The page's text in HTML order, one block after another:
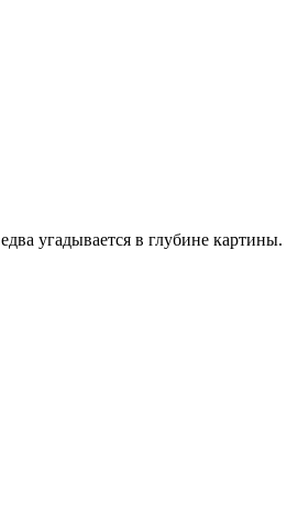
угадывается в глубине картины.